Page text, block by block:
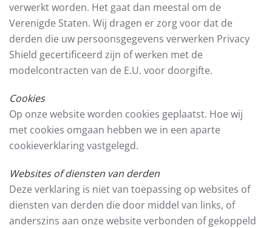
verwerkt worden. Het gaat dan meestal om de
Verenigde Staten. Wij dragen er zorg voor dat de
derden die uw persoonsgegevens verwerken Privacy
Shield gecertificeerd zijn of werken met de
modelcontracten van de E.U. voor doorgifte.
Cookies
Op onze website worden cookies geplaatst. Hoe wij
met cookies omgaan hebben we in een aparte
cookieverklaring vastgelegd.
Websites of diensten van derden
Deze verklaring is niet van toepassing op websites of
diensten van derden die door middel van links, of
anderszins aan onze website verbonden of gekoppeld